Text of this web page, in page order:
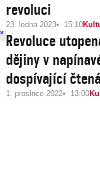
revoluci
23. ledna 2023 15:10
Revoluce
dějiny v
dospívající
1. prosince 2022 13:00